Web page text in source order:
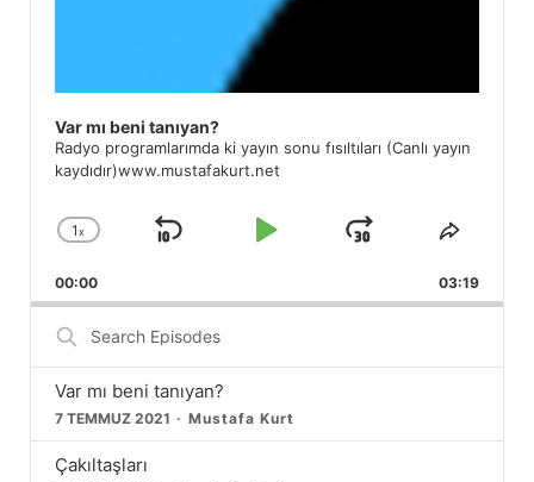
Var mı beni tanıyan?
Radyo programlarımda ki yayın sonu fısıltıları (Canlı yayın
kaydıdır)www.mustafakurt.net
Change
Rate
1x
Skip
Play
Jump
Forward
Share
00:00 03:19
Search
Episodes
Var mı beni tanıyan?
7 TEMMUZ 2021 Mustafa Kurt
Çakıltaşları